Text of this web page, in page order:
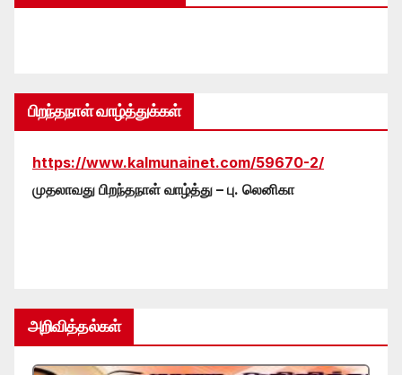
பிறந்தநாள் வாழ்த்துக்கள்
https://www.kalmunainet.com/59670-2/
முதலாவது பிறந்தநாள் வாழ்த்து – பு. லெனிகா
அறிவித்தல்கள்